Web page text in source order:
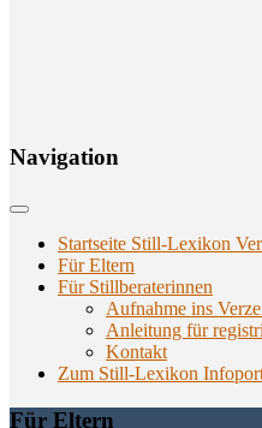
Navi­ga­ti­on
Startseite Still-Lexikon
Für Eltern
Für Stillberaterinnen
Aufnahme ins
Anlei­tung für
Kon­takt
Zum Still-Lexikon
Für Eltern